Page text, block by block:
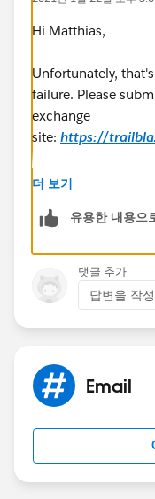
Hi Matthias,
Unfortunately,
failure. Please
exchange
site: https://
Regards,
Jayson
더 보기
유용한 내용으
댓글 추가
답변을 작
Email